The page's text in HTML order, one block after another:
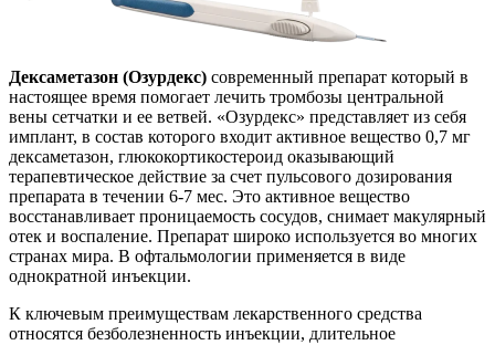
Дексаметазон (Озурдекс) современный препарат который в
настоящее время помогает лечить тромбозы центральной
вены сетчатки и ее ветвей. «Озурдекс» представляет из себя
имплант, в состав которого входит активное вещество 0,7 мг
дексаметазон, глюкокортикостероид оказывающий
терапевтическое действие за счет пульсового дозирования
препарата в течении 6-7 мес. Это активное вещество
восстанавливает проницаемость сосудов, снимает макулярный
отек и воспаление. Препарат широко используется во многих
странах мира. В офтальмологии применяется в виде
однократной инъекции.
К ключевым преимуществам лекарственного средства
относятся безболезненность инъекции, длительное